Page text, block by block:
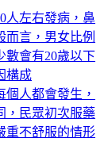
人左右發病，鼻
而言，男女比例
數會有20歲以下
構成
人都會發生，
，民眾初次服藥
重不舒服的情形